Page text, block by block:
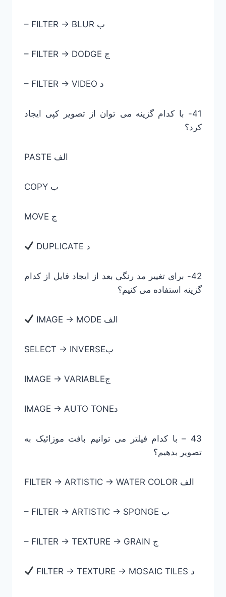
– FILTER -> BLUR ب
– FILTER -> DODGE ج
– FILTER -> VIDEO د
41- با کدام گزینه می توان از تصویر کپی ایجاد
کرد؟
PASTE الف
COPY ب
MOVE ج
DUPLICATE د
42- برای تغییر مد رنگی بعد از ایجاد فایل از کدام
گزینه استفاده می کنیم؟
IMAGE -> MODE الف
SELECT -> INVERSEب
IMAGE -> VARIABLEج
IMAGE -> AUTO TONEد
43 – با کدام فیلتر می توانیم بافت موزائیک به
تصویر بدهیم؟
FILTER -> ARTISTIC -> WATER COLOR الف
– FILTER -> ARTISTIC -> SPONGE ب
– FILTER -> TEXTURE -> GRAIN ج
FILTER -> TEXTURE -> MOSAIC TILES د